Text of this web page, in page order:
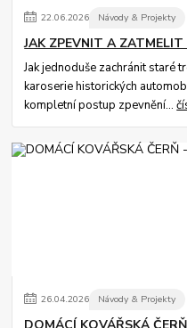
22.06.2026 Návody & Projekty
JAK ZPEVNIT A ZATMELIT
Jak jednoduše zachránit staré
karoserie historických
kompletní postup zpevnění...
26.04.2026 Návody & Projekty